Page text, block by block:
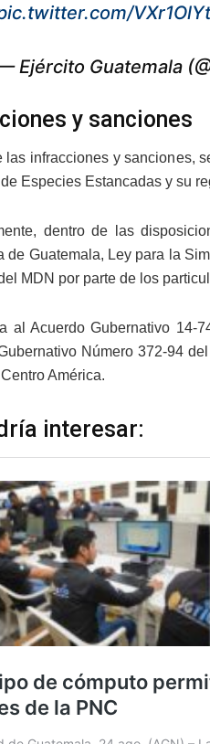
Ejército Guatemala
y sanciones
las infracciones y sanciones,
Especies Estancadas y su
dentro de las
de Guatemala, Ley para la
MDN por parte de los
al Acuerdo Gubernativo 14-
Número 372-94
América.
interesar: